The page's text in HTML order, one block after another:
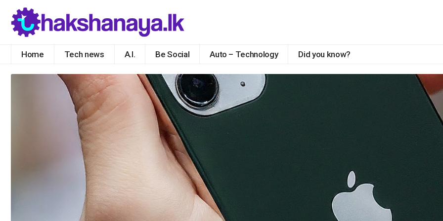
Home Tech news A.I. Be Social Auto – Technology Did you know?